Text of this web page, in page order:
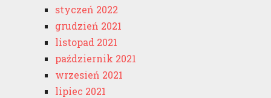
styczeń 2022
grudzień 2021
listopad 2021
październik 2021
wrzesień 2021
lipiec 2021